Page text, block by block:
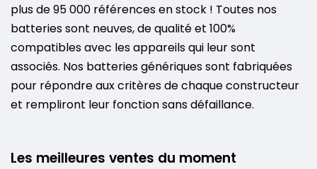
plus de 95 000 références en stock ! Toutes nos
batteries sont neuves, de qualité et 100%
compatibles avec les appareils qui leur sont
associés. Nos batteries génériques sont fabriquées
pour répondre aux critères de chaque constructeur
et rempliront leur fonction sans défaillance.
Les meilleures ventes du moment